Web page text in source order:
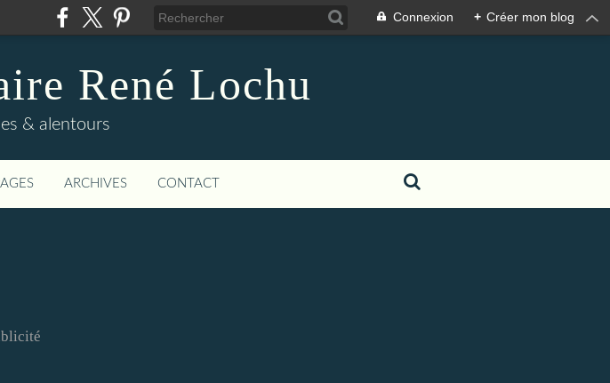
Connexion + Créer mon blog
René Lochu
& alentours
ARCHIVES CONTACT